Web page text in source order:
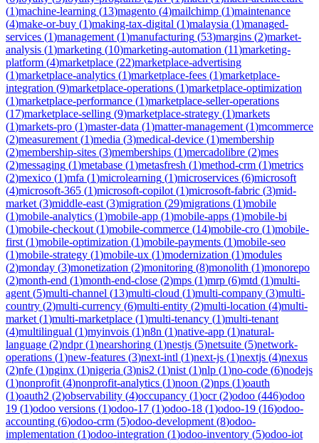
(1)machine-learning (13)magento (4)mailchimp (1)maintenance
(4)make-or-buy (1)making-tax-digital (1)malaysia (1)managed-
services (1)management (1)manufacturing (53)margins (2)market-
analysis (1)marketing (10)marketing-automation (11)marketing-
platform (4)marketplace (22)marketplace-advertising
(1)marketplace-analytics (1)marketplace-fees (1)marketplace-
integration (9)marketplace-operations (1)marketplace-optimization
(1)marketplace-performance (1)marketplace-seller-operations
(17)marketplace-selling (9)marketplace-strategy (1)markets
(1)markets-pro (1)master-data (1)matter-management (1)mcommerce
(2)measurement (1)media (3)medical-device (1)membership
(2)membership-sites (3)memberships (1)mercadolibre (2)mes
(2)messaging (1)metabase (1)metasfresh (1)method-crm (1)metrics
(2)mexico (1)mfa (1)microlearning (1)microservices (6)microsoft
(4)microsoft-365 (1)microsoft-copilot (1)microsoft-fabric (3)mid-
market (3)middle-east (3)migration (29)migrations (1)mobile
(1)mobile-analytics (1)mobile-app (1)mobile-apps (1)mobile-bi
(1)mobile-checkout (1)mobile-commerce (14)mobile-cro (1)mobile-
first (1)mobile-optimization (1)mobile-payments (1)mobile-seo
(1)mobile-strategy (1)mobile-ux (1)modernization (1)modules
(2)monday (3)monetization (2)monitoring (8)monolith (1)monorepo
(2)month-end (1)month-end-close (2)mps (1)mrp (6)mtd (1)multi-
agent (5)multi-channel (13)multi-cloud (1)multi-company (3)multi-
country (2)multi-currency (6)multi-entity (2)multi-location (4)multi-
market (1)multi-marketplace (1)multi-tenancy (1)multi-tenant
(4)multilingual (1)myinvois (1)n8n (1)native-app (1)natural-
language (2)ndpr(1)nearshoring (1)nestjs (5)netsuite (5)network-
operations (1)new-features (3)next-intl (1)next-js (1)nextjs (4)nexus
(2)nfe (1)nginx (1)nigeria (3)nis2 (1)nist (1)nlp (1)no-code (6)nodejs
(1)nonprofit (4)nonprofit-analytics (1)noon (2)nps (1)oauth
(1)oauth2 (2)observability (4)occupancy (1)ocr(2)odoo (446)odoo
19 (1)odoo versions (1)odoo-17 (1)odoo-18 (1)odoo-19 (16)odoo-
accounting (6)odoo-crm (5)odoo-development (8)odoo-
implementation (1)odoo-integration (1)odoo-inventory (5)odoo-iot